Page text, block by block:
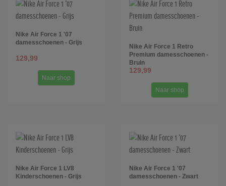
Nike Air Force 1 '07
damesschoenen - Grijs
129,99
Naar shop
Nike Air Force 1 Retro
Premium damesschoenen -
Bruin
129,99
Naar shop
Nike Air Force 1 LV8
Kinderschoenen - Grijs
Nike Air Force 1 '07
damesschoenen - Zwart